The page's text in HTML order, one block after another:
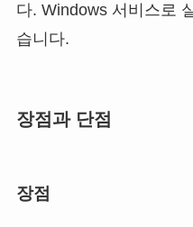
다. Windows 서비스로
습니다.
장점과 단점
장점